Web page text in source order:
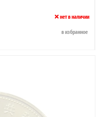
нет в наличии
в избранное